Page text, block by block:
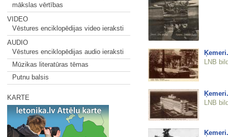
mākslas vērtības
VIDEO
Vēstures enciklopēdijas video ieraksti
AUDIO
Vēstures enciklopēdijas audio ieraksti
Mūzikas literatūras tēmas
Putnu balsis
KARTE
LNB
LNB